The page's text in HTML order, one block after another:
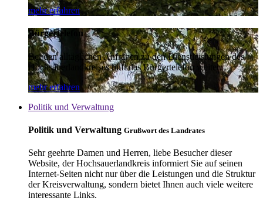
mehr erfahren
Bürgertelefon
Bei den alltäglichen Anfragen zu den Dienstleistungen des
Hochsauerlandkreises hilft das Bürgertelefon weiter.
mehr erfahren
Politik und Verwaltung
Politik und Verwaltung Grußwort des Landrates
Sehr geehrte Damen und Herren, liebe Besucher dieser
Website, der Hochsauerlandkreis informiert Sie auf seinen
Internet-Seiten nicht nur über die Leistungen und die Struktur
der Kreisverwaltung, sondern bietet Ihnen auch viele weitere
interessante Links.